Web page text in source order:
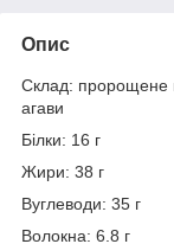
Опис
Склад: пророщене
агави
Білки: 16 г
Жири: 38 г
Вуглеводи: 35 г
Волокна: 6.8 г